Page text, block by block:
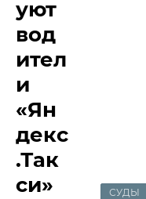
уют
вод
ител
и
«Ян
декс
.Так
си»
СУДЫ